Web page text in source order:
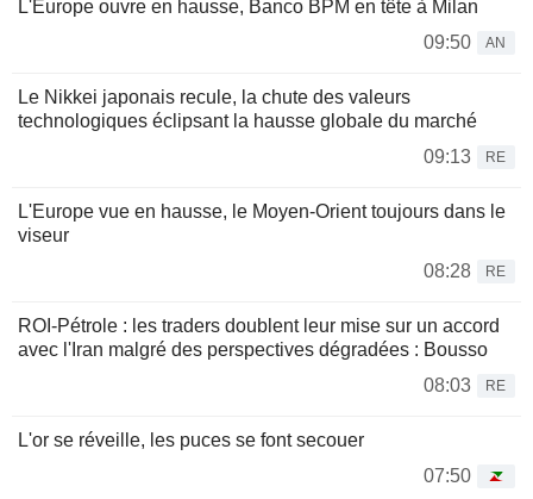
L'Europe ouvre en hausse, Banco BPM en tête à Milan
09:50
AN
Le Nikkei japonais recule, la chute des valeurs
technologiques éclipsant la hausse globale du marché
09:13
RE
L'Europe vue en hausse, le Moyen-Orient toujours dans le
viseur
08:28
RE
ROI-Pétrole : les traders doublent leur mise sur un accord
avec l'Iran malgré des perspectives dégradées : Bousso
08:03
RE
L'or se réveille, les puces se font secouer
07:50